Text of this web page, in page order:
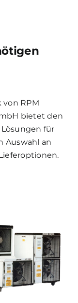
RPM
bietet den
für
Auswahl an